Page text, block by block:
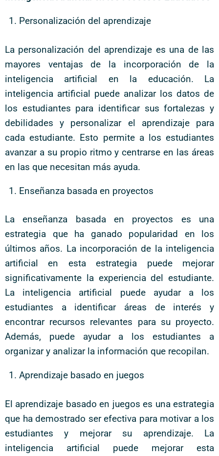
Personalización del aprendizaje
La personalización del aprendizaje es una de las
mayores ventajas de la incorporación de la
inteligencia artificial en la educación. La
inteligencia artificial puede analizar los datos de
los estudiantes para identificar sus fortalezas y
debilidades y personalizar el aprendizaje para
cada estudiante. Esto permite a los estudiantes
avanzar a su propio ritmo y centrarse en las áreas
en las que necesitan más ayuda.
Enseñanza basada en proyectos
La enseñanza basada en proyectos es una
estrategia que ha ganado popularidad en los
últimos años. La incorporación de la inteligencia
artificial en esta estrategia puede mejorar
significativamente la experiencia del estudiante.
La inteligencia artificial puede ayudar a los
estudiantes a identificar áreas de interés y
encontrar recursos relevantes para su proyecto.
Además, puede ayudar a los estudiantes a
organizar y analizar la información que recopilan.
Aprendizaje basado en juegos
El aprendizaje basado en juegos es una estrategia
que ha demostrado ser efectiva para motivar a los
estudiantes y mejorar su aprendizaje. La
inteligencia artificial puede mejorar esta